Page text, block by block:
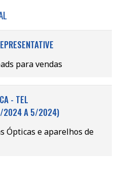
para vendas
- TEL
2024 A 5/2024)
Ópticas e aparelhos de